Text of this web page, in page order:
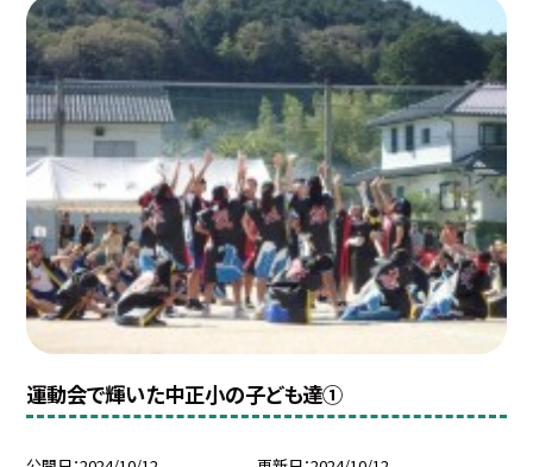
運動会で輝いた中正小の子ども達①